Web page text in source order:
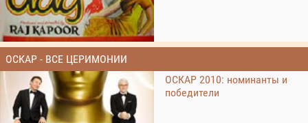
ОСКАР - ВСЕ ЦЕРИМОНИИ
ОСКАР 2010: номинанты и
победители